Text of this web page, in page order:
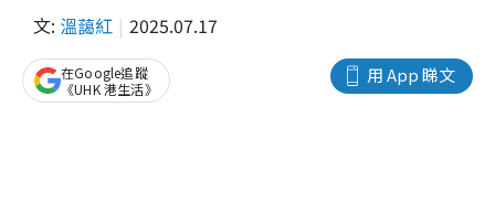
文: 溫藹紅 2025.07.17
用 App 睇文
在Google追蹤
《UHK 港生活》